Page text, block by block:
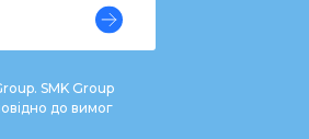
SMK Group
до вимог